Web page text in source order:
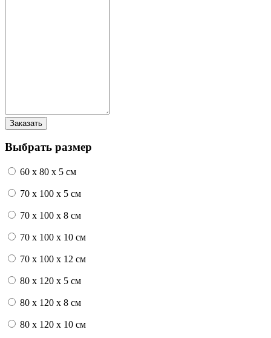
Выбрать размер
60 x 80 x 5 см
70 x 100 x 5 см
70 x 100 x 8 см
70 x 100 x 10 см
70 x 100 x 12 см
80 x 120 x 5 см
80 x 120 x 8 см
80 x 120 x 10 см